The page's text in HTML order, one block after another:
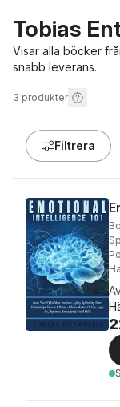
Tobias
Visar alla böcker
snabb leverans.
3 produkter
Filtrera